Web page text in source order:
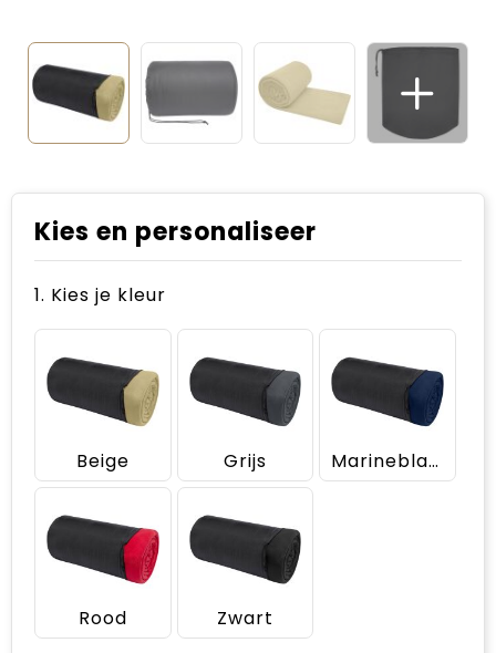
Kies en personaliseer
1. Kies je kleur
Beige Grijs Marineblauw
Rood Zwart